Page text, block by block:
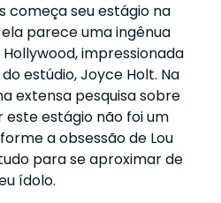
começa seu estágio na
parece uma ingênua
impressionada
estúdio, Joyce Holt. Na
extensa pesquisa sobre
este estágio não foi um
a obsessão de Lou
para se aproximar de
ídolo.